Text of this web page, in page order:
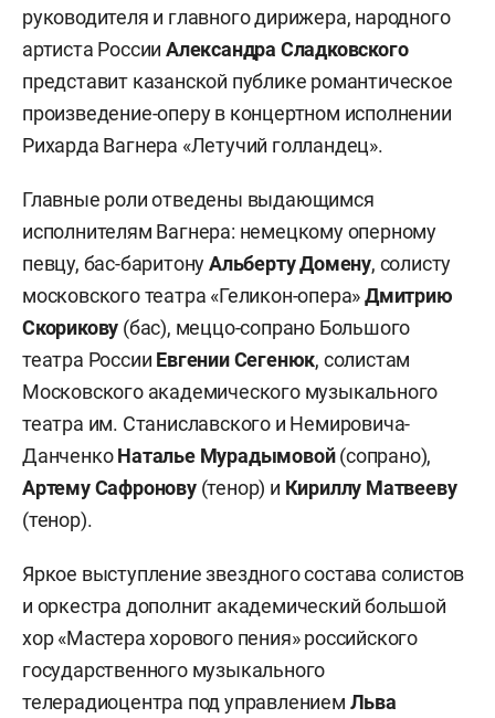
руководителя и главного дирижера, народного
артиста РоссииАлександра Сладковского
представит казанской публике романтическое
произведение-оперу в концертном исполнении
Рихарда Вагнера «Летучий голландец».
Главные роли отведены выдающимся
исполнителям Вагнера: немецкому оперному
певцу, бас-баритонуАльберту Домену, солисту
московского театра «Геликон-опера»Дмитрию
Скорикову (бас), меццо-сопрано Большого
театра России Евгении Сегенюк, солистам
Московского академического музыкального
театра им. Станиславского и Немировича-
ДанченкоНаталье Мурадымовой(сопрано),
Артему Сафронову(тенор) и Кириллу Матвееву
(тенор).
Яркое выступление звездного состава солистов
и оркестра дополнит академический большой
хор «Мастера хорового пения» российского
государственного музыкального
телерадиоцентра под управлением Льва